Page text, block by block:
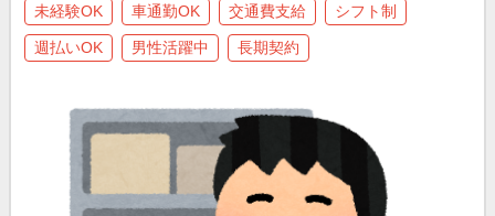
未経験OK 車通勤OK 交通費支給 シフト制
週払いOK 男性活躍中 長期契約